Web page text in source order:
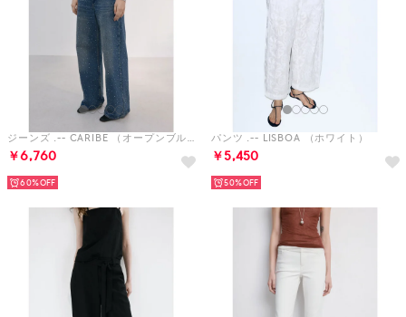
ジーンズ .-- CARIBE （オープンブルー）
￥6,760
60%
パンツ .-- LISBOA （ホワイト）
￥5,450
50%